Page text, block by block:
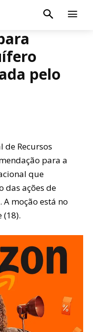
pelo
de Recursos
para a
que
das ações de
moção está no
(18).